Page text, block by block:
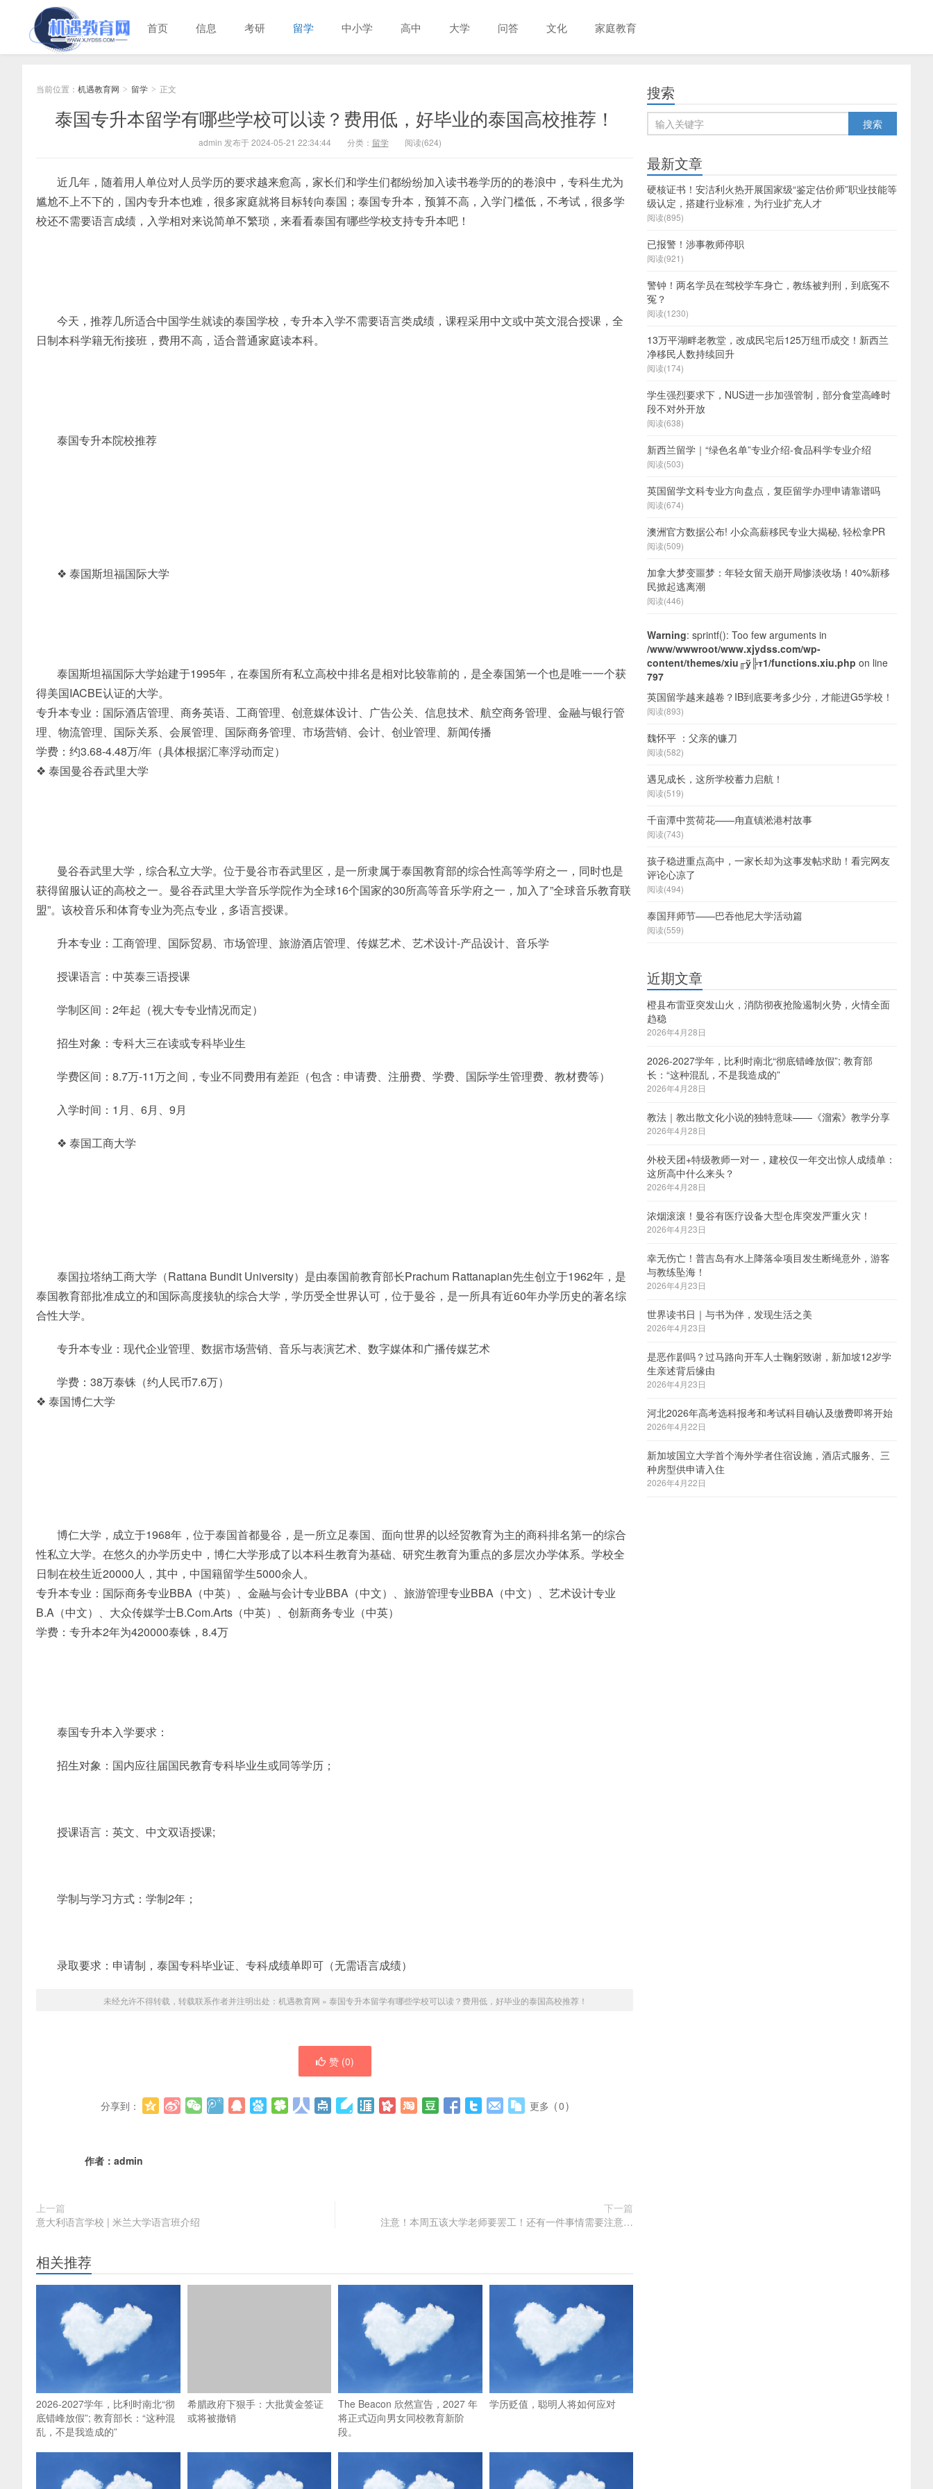
首页 信息 考研 留学 中小学 高中 大学 问答 文化 家庭教育
当前位置： 机遇教育网 > 留学 > 正文
泰国专升本留学有哪些学校可以读？费用低，好毕业的泰国高校推荐！
admin 发布于 2024-05-21 22:34:44 分类： 留学 阅读(624)
近几年，随着用人单位对人员学历的要求越来愈高，家长们和学生们都纷纷加入读书卷学历的的卷浪中，专科生尤为
尴尬不上不下的，国内专升本也难，很多家庭就将目标转向泰国；泰国专升本，预算不高，入学门槛低，不考试，很多学
校还不需要语言成绩，入学相对来说简单不繁琐，来看看泰国有哪些学校支持专升本吧！
今天，推荐几所适合中国学生就读的泰国学校，专升本入学不需要语言类成绩，课程采用中文或中英文混合授课，全
日制本科学籍无衔接班，费用不高，适合普通家庭读本科。
泰国专升本院校推荐
❖ 泰国斯坦福国际大学
泰国斯坦福国际大学始建于1995年，在泰国所有私立高校中排名是相对比较靠前的，是全泰国第一个也是唯一一个获
得美国IACBE认证的大学。
专升本专业：国际酒店管理、商务英语、工商管理、创意媒体设计、广告公关、信息技术、航空商务管理、金融与银行管
理、物流管理、国际关系、会展管理、国际商务管理、市场营销、会计、创业管理、新闻传播
学费：约3.68-4.48万/年（具体根据汇率浮动而定）
❖ 泰国曼谷吞武里大学
曼谷吞武里大学，综合私立大学。位于曼谷市吞武里区，是一所隶属于泰国教育部的综合性高等学府之一，同时也是
获得留服认证的高校之一。曼谷吞武里大学音乐学院作为全球16个国家的30所高等音乐学府之一，加入了”全球音乐教育联
盟”。该校音乐和体育专业为亮点专业，多语言授课。
升本专业：工商管理、国际贸易、市场管理、旅游酒店管理、传媒艺术、艺术设计-产品设计、音乐学
授课语言：中英泰三语授课
学制区间：2年起（视大专专业情况而定）
招生对象：专科大三在读或专科毕业生
学费区间：8.7万-11万之间，专业不同费用有差距（包含：申请费、注册费、学费、国际学生管理费、教材费等）
入学时间：1月、6月、9月
❖ 泰国工商大学
泰国拉塔纳工商大学（Rattana Bundit University）是由泰国前教育部长Prachum Rattanapian先生创立于1962年，是
泰国教育部批准成立的和国际高度接轨的综合大学，学历受全世界认可，位于曼谷，是一所具有近60年办学历史的著名综
合性大学。
专升本专业：现代企业管理、数据市场营销、音乐与表演艺术、数字媒体和广播传媒艺术
学费：38万泰铢（约人民币7.6万）
❖ 泰国博仁大学
博仁大学，成立于1968年，位于泰国首都曼谷，是一所立足泰国、面向世界的以经贸教育为主的商科排名第一的综合
性私立大学。在悠久的办学历史中，博仁大学形成了以本科生教育为基础、研究生教育为重点的多层次办学体系。学校全
日制在校生近20000人，其中，中国籍留学生5000余人。
专升本专业：国际商务专业BBA（中英）、金融与会计专业BBA（中文）、旅游管理专业BBA（中文）、艺术设计专业
B.A（中文）、大众传媒学士B.Com.Arts（中英）、创新商务专业（中英）
学费：专升本2年为420000泰铢，8.4万
泰国专升本入学要求：
招生对象：国内应往届国民教育专科毕业生或同等学历；
授课语言：英文、中文双语授课;
学制与学习方式：学制2年；
录取要求：申请制，泰国专科毕业证、专科成绩单即可（无需语言成绩）
未经允许不得转载，转载联系作者并注明出处： 机遇教育网 » 泰国专升本留学有哪些学校可以读？费用低，好毕业的泰国高校推荐！
赞 (0)
分享到： 更多 (0)
作者： admin
上一篇
意大利语言学校 | 米兰大学语言班介绍
下一篇
注意！本周五该大学老师要罢工！还有一件事情需要注意…
相关推荐
2026-2027学年，比利时南北“彻
底错峰放假”; 教育部长：“这种混
乱，不是我造成的”
希腊政府下狠手：大批黄金签证
或将被撤销
The Beacon 欣然宣告，2027 年
将正式迈向男女同校教育新阶
段。
学历贬值，聪明人将如何应对
搜索
最新文章
硬核证书！安洁利火热开展国家级“鉴定估价师”职业技能等
级认定，搭建行业标准，为行业扩充人才
阅读(895)
已报警！涉事教师停职
阅读(921)
警钟！两名学员在驾校学车身亡，教练被判刑，到底冤不
冤？
阅读(1230)
13万平湖畔老教堂，改成民宅后125万纽币成交！新西兰
净移民人数持续回升
阅读(174)
学生强烈要求下，NUS进一步加强管制，部分食堂高峰时
段不对外开放
阅读(638)
新西兰留学｜“绿色名单”专业介绍-食品科学专业介绍
阅读(503)
英国留学文科专业方向盘点，复臣留学办理申请靠谱吗
阅读(674)
澳洲官方数据公布! 小众高薪移民专业大揭秘, 轻松拿PR
阅读(509)
加拿大梦变噩梦：年轻女留天崩开局惨淡收场！40%新移
民掀起逃离潮
阅读(446)
Warning: sprintf(): Too few arguments in
/www/wwwroot/www.xjydss.com/wp-
content/themes/xiu╓ў╠т1/functions.xiu.php on line
797
英国留学越来越卷？IB到底要考多少分，才能进G5学校！
阅读(893)
魏怀平 ：父亲的镰刀
阅读(582)
遇见成长，这所学校蓄力启航！
阅读(519)
千亩潭中赏荷花——甪直镇淞港村故事
阅读(743)
孩子稳进重点高中，一家长却为这事发帖求助！看完网友
评论心凉了
阅读(494)
泰国拜师节——巴吞他尼大学活动篇
阅读(559)
近期文章
橙县布雷亚突发山火，消防彻夜抢险遏制火势，火情全面
趋稳
2026年4月28日
2026-2027学年，比利时南北“彻底错峰放假”; 教育部
长：“这种混乱，不是我造成的”
2026年4月28日
教法｜教出散文化小说的独特意味——《溜索》教学分享
2026年4月28日
外校天团+特级教师一对一，建校仅一年交出惊人成绩单：
这所高中什么来头？
2026年4月28日
浓烟滚滚！曼谷有医疗设备大型仓库突发严重火灾！
2026年4月23日
幸无伤亡！普吉岛有水上降落伞项目发生断绳意外，游客
与教练坠海！
2026年4月23日
世界读书日｜与书为伴，发现生活之美
2026年4月23日
是恶作剧吗？过马路向开车人士鞠躬致谢，新加坡12岁学
生亲述背后缘由
2026年4月23日
河北2026年高考选科报考和考试科目确认及缴费即将开始
2026年4月22日
新加坡国立大学首个海外学者住宿设施，酒店式服务、三
种房型供申请入住
2026年4月22日